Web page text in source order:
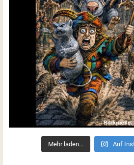
Mehr laden… Auf